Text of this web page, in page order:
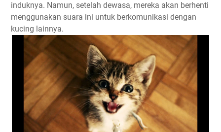
induknya. Namun, setelah dewasa, mereka akan berhenti
menggunakan suara ini untuk berkomunikasi dengan
kucing lainnya.